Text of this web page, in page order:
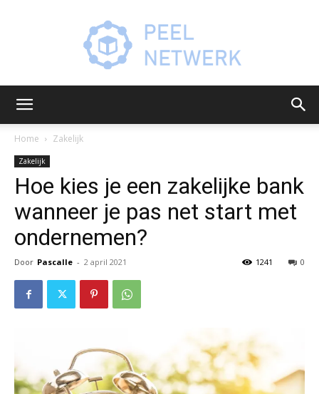
Home
Zakelijk
Zakelijk
Hoe kies je een zakelijke bank
wanneer je pas net start met
ondernemen?
Door Pascalle - 2 april 2021 0
1241